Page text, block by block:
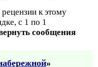
к этому
с 1 по 1
сообщения
»